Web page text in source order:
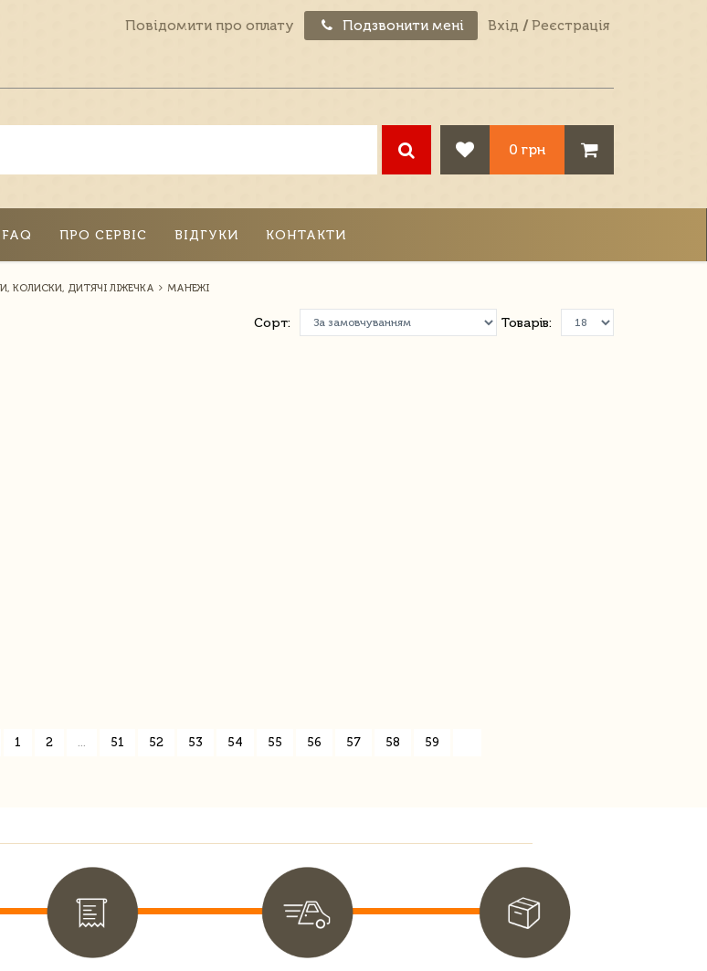
Повідомити про оплату Подзвонити мені Вхід / Реєстрація
0 грн
FAQ ПРО СЕРВІС ВІДГУКИ КОНТАКТИ
КОЛИСКИ, ДИТЯЧІ ЛІЖЕЧКА МАНЕЖІ
Товарів:
Сорт:
1 2 ... 51 52 53 54 55 56 57 58 59